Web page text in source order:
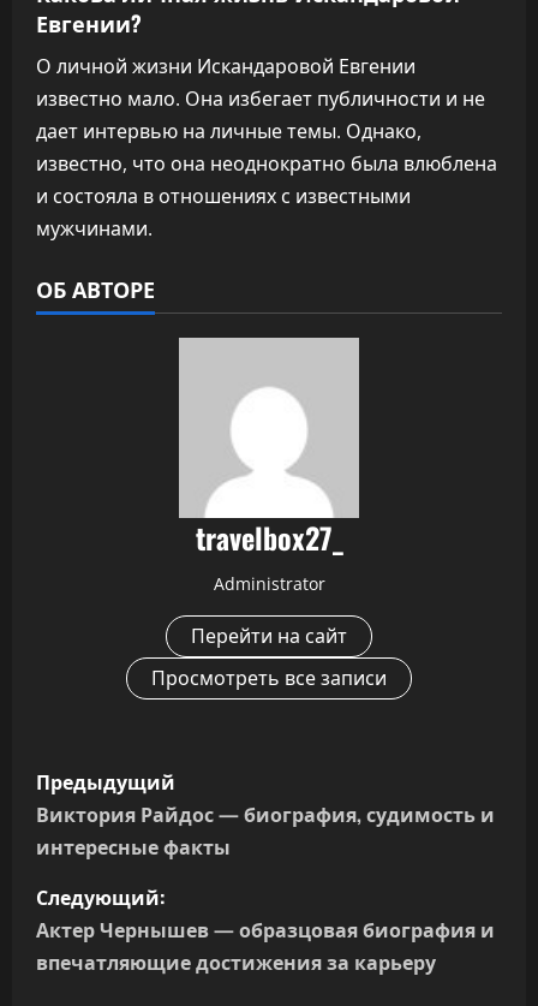
Евгении?
О личной жизни Искандаровой Евгении
известно мало. Она избегает публичности и не
дает интервью на личные темы. Однако,
известно, что она неоднократно была влюблена
и состояла в отношениях с известными
мужчинами.
ОБ АВТОРЕ
travelbox27_
Administrator
Перейти на сайт
Просмотреть все записи
Н
а
в
и
г
Предыдущий
Виктория Райдос — биография, судимость и
интересные факты
Следующий:
Актер Чернышев — образцовая биография и
впечатляющие достижения за карьеру